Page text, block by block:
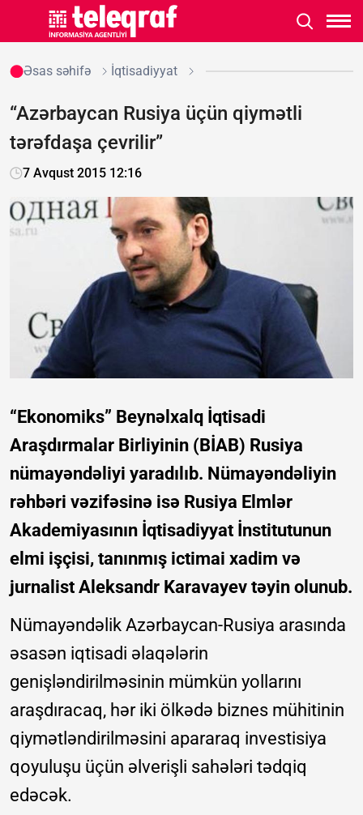
Əsas səhifə İqtisadiyyat
“Azərbaycan Rusiya üçün qiymətli
tərəfdaşa çevrilir”
7 Avqust 2015 12:16
“Ekonomiks” Beynəlxalq İqtisadi
Araşdırmalar Birliyinin (BİAB) Rusiya
nümayəndəliyi yaradılıb. Nümayəndəliyin
rəhbəri vəzifəsinə isə Rusiya Elmlər
Akademiyasının İqtisadiyyat İnstitutunun
elmi işçisi, tanınmış ictimai xadim və
jurnalist Aleksandr Karavayev təyin olunub.
Nümayəndəlik Azərbaycan-Rusiya arasında
əsasən iqtisadi əlaqələrin
genişləndirilməsinin mümkün yollarını
araşdıracaq, hər iki ölkədə biznes mühitinin
qiymətləndirilməsini apararaq investisiya
qoyuluşu üçün əlverişli sahələri tədqiq
edəcək.